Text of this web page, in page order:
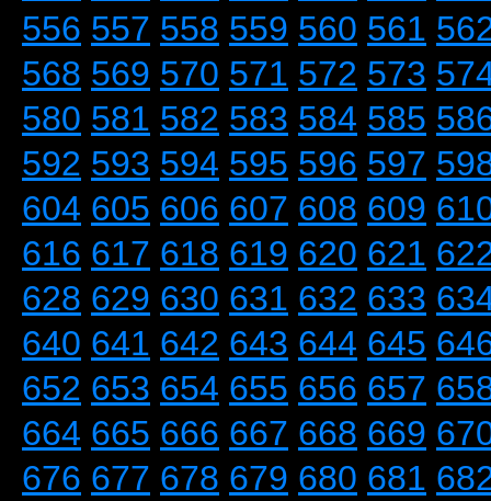
556 557 558 559 560 561
568 569 570 571 572 573
580 581 582 583 584 585
592 593 594 595 596 597
604 605 606 607 608 609
616 617 618 619 620 621
628 629 630 631 632 633
640 641 642 643 644 645
652 653 654 655 656 657
664 665 666 667 668 669
676 677 678 679 680 681